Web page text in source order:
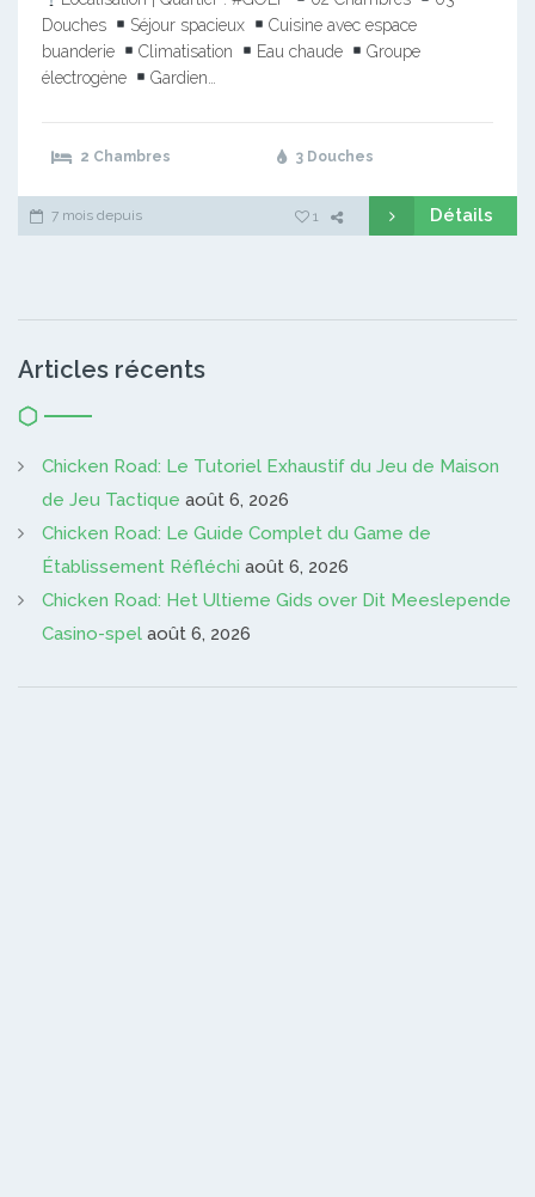
Douches
Séjour spacieux
Cuisine avec espace
buanderie
Climatisation Eau chaude
Groupe
électrogène
Gardien…
2 Chambres 3 Douches
7 mois depuis 1 Détails
Articles récents
Chicken Road: Le Tutoriel Exhaustif du Jeu de Maison
de Jeu Tactique août 6, 2026
Chicken Road: Le Guide Complet du Game de
Établissement Réfléchi août 6, 2026
Chicken Road: Het Ultieme Gids over Dit Meeslepende
Casino-spel août 6, 2026